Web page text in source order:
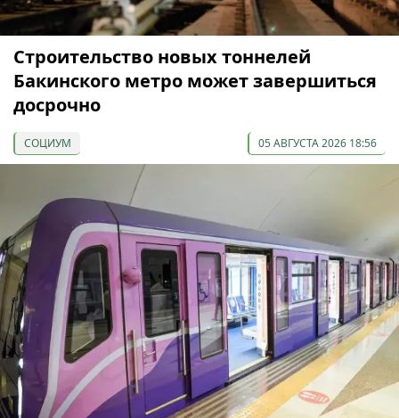
Строительство новых тоннелей
Бакинского метро может завершиться
досрочно
СОЦИУМ 05 АВГУСТА 2026 18:56